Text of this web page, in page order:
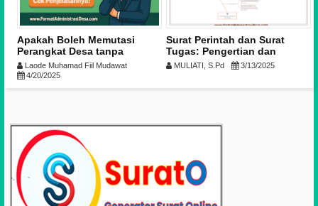
Apakah Boleh Memutasi
Perangkat Desa tanpa
Kekosongan?
Laode Muhamad Fiil Mudawat
4/20/2025
Surat Perintah dan Surat
Tugas: Pengertian dan
Perbedaannya
MULIATI, S.Pd 3/13/2025